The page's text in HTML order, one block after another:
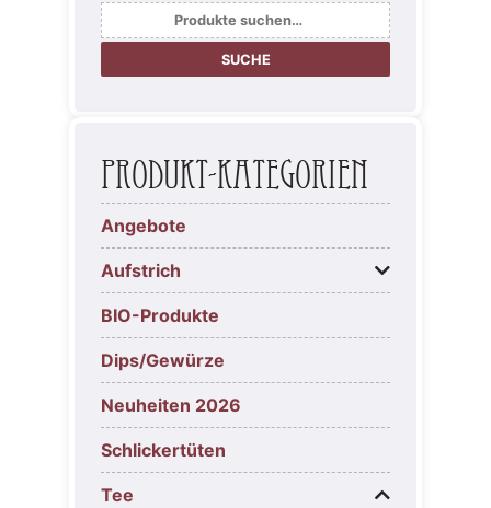
Suche
nach:
SUCHE
Produkt-Kategorien
Angebote
Aufstrich
BIO-Produkte
Dips/Gewürze
Neuheiten 2026
Schlickertüten
Tee